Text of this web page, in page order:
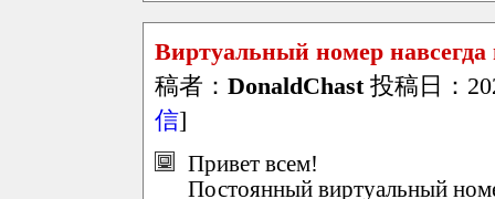
Виртуальный номер
稿者： DonaldChast投稿日：
信]
Привет всем!
Постоянный виртуальный